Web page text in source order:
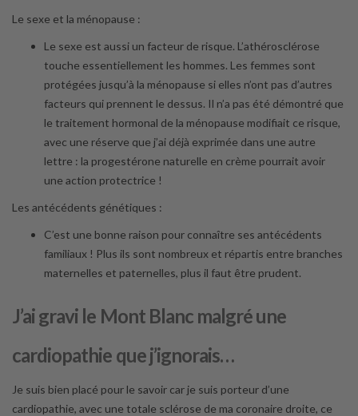
Le sexe et la ménopause :
Le sexe est aussi un facteur de risque. L’athérosclérose
touche essentiellement les hommes. Les femmes sont
protégées jusqu’à la ménopause si elles n’ont pas d’autres
facteurs qui prennent le dessus. Il n’a pas été démontré que
le traitement hormonal de la ménopause modifiait ce risque,
avec une réserve que j’ai déjà exprimée dans une autre
lettre : la progestérone naturelle en crème pourrait avoir
une action protectrice !
Les antécédents génétiques :
C’est une bonne raison pour connaître ses antécédents
familiaux ! Plus ils sont nombreux et répartis entre branches
maternelles et paternelles, plus il faut être prudent.
J’ai gravi le Mont Blanc malgré une
cardiopathie que j’ignorais…
Je suis bien placé pour le savoir car je suis porteur d’une
cardiopathie, avec une totale sclérose de ma coronaire droite, ce